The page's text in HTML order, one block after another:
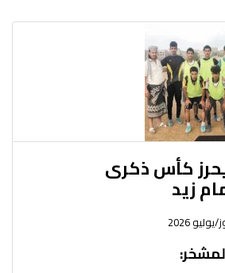
كأس ذكرى
زيد